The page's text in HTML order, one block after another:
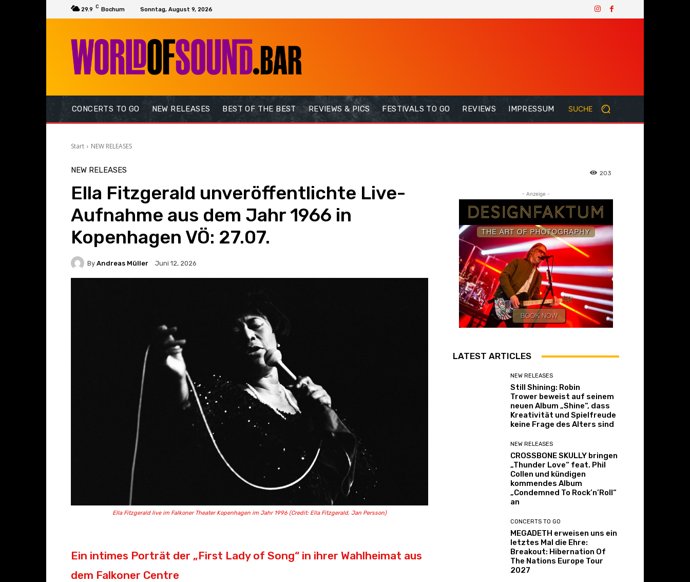
29.9 C Bochum Sonntag, August 9, 2026
CONCERTS TO GO NEW RELEASES BEST OF THE BEST REVIEWS & PICS FESTIVALS TO GO REVIEWS IMPRESSUM SUCHE
Start NEW RELEASES
NEW RELEASES
Ella Fitzgerald unveröffentlichte Live-
Aufnahme aus dem Jahr 1966 in
Kopenhagen VÖ: 27.07.
By Andreas Müller Juni 12, 2026
Ella Fitzgerald live im Falkoner Theater Kopenhagen im Jahr 1996 (Credit: Ella Fitzgerald, Jan Persson)
Ein intimes Porträt der „First Lady of Song“ in ihrer Wahlheimat aus
dem Falkoner Centre
203
- Anzeige -
LATEST ARTICLES
NEW RELEASES
Still Shining: Robin
Trower beweist auf seinem
neuen Album „Shine“, dass
Kreativität und Spielfreude
keine Frage des Alters sind
NEW RELEASES
CROSSBONE SKULLY bringen
„Thunder Love“ feat. Phil
Collen und kündigen
kommendes Album
„Condemned To Rock’n’Roll“
an
CONCERTS TO GO
MEGADETH erweisen uns ein
letztes Mal die Ehre:
Breakout: Hibernation Of
The Nations Europe Tour
2027